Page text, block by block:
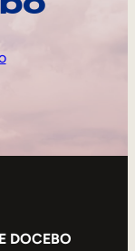
DOCEBO